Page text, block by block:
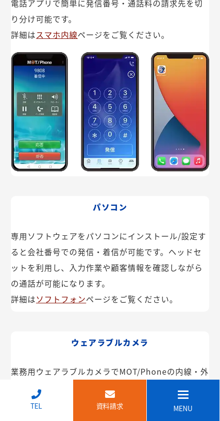
電話アプリで簡単に発信番号・通話料の請求先を切
り分け可能です。
詳細はスマホ内線ページをご覧ください。
パソコン
専用ソフトウェアをパソコンにインストール/設定す
ると会社番号での発信・着信が可能です。ヘッドセ
ットを利用し、入力作業や顧客情報を確認しながら
の通話が可能になります。
詳細はソフトフォンページをご覧ください。
ウェアラブルカメラ
業務用ウェアラブルカメラでMOT/Phoneの内線・外
線が利用できます。インカム機能や映像共有なども
可能。IP68で防塵・防水で建設現場などでも安心し
TEL 資料請求 MENU